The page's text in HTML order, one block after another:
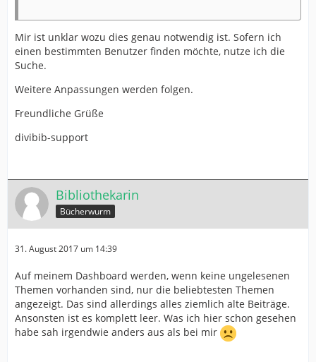
Mir ist unklar wozu dies genau notwendig ist. Sofern ich
einen bestimmten Benutzer finden möchte, nutze ich die
Suche.
Weitere Anpassungen werden folgen.
Freundliche Grüße
divibib-support
Bibliothekarin
Bücherwurm
31. August 2017 um 14:39
Auf meinem Dashboard werden, wenn keine ungelesenen
Themen vorhanden sind, nur die beliebtesten Themen
angezeigt. Das sind allerdings alles ziemlich alte Beiträge.
Ansonsten ist es komplett leer. Was ich hier schon gesehen
habe sah irgendwie anders aus als bei mir